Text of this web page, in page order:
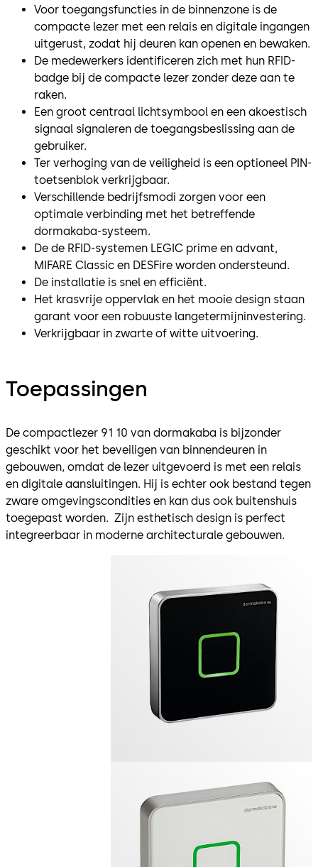
Voor toegangsfuncties in de binnenzone is de
compacte lezer met een relais en digitale ingangen
uitgerust, zodat hij deuren kan openen en bewaken.
De medewerkers identificeren zich met hun RFID-
badge bij de compacte lezer zonder deze aan te
raken.
Een groot centraal lichtsymbool en een akoestisch
signaal signaleren de toegangsbeslissing aan de
gebruiker.
Ter verhoging van de veiligheid is een optioneel PIN-
toetsenblok verkrijgbaar.
Verschillende bedrijfsmodi zorgen voor een
optimale verbinding met het betreffende
dormakaba-systeem.
De de RFID-systemen LEGIC prime en advant,
MIFARE Classic en DESFire worden ondersteund.
De installatie is snel en efficiënt.
Het krasvrije oppervlak en het mooie design staan
garant voor een robuuste langetermijninvestering.
Verkrijgbaar in zwarte of witte uitvoering.
Toepassingen
De compactlezer 91 10 van dormakaba is bijzonder
geschikt voor het beveiligen van binnendeuren in
gebouwen, omdat de lezer uitgevoerd is met een relais
en digitale aansluitingen. Hij is echter ook bestand tegen
zware omgevingscondities en kan dus ook buitenshuis
toegepast worden. Zijn esthetisch design is perfect
integreerbaar in moderne architecturale gebouwen.